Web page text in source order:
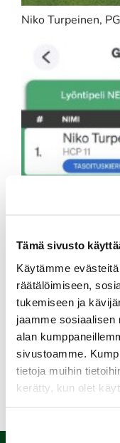
Tämä sivusto
Käytämme
räätälöimiseen,
tukemiseen ja
jaamme sosiaalisen
alan
sivustoamme.
tietoja muihin
kerätty, kun olet
Niko Turpeinen,